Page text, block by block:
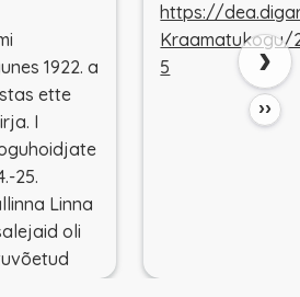
1922. a
ette
I
25.
Linna
oli
https://
5
››
›